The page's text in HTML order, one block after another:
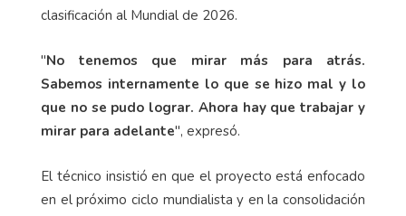
clasificación al Mundial de 2026.
"No tenemos que mirar más para atrás.
Sabemos internamente lo que se hizo mal y lo
que no se pudo lograr. Ahora hay que trabajar y
mirar para adelante", expresó.
El técnico insistió en que el proyecto está enfocado
en el próximo ciclo mundialista y en la consolidación